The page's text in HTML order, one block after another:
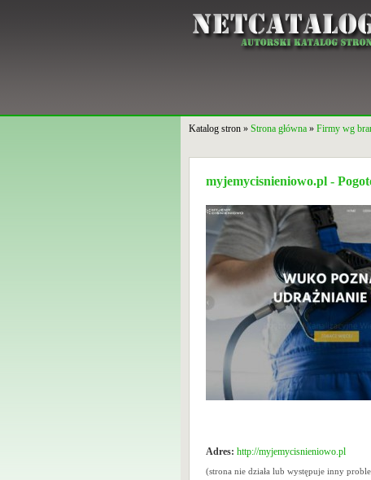
Katalog stron » Strona główna » Firmy wg
myjemycisnieniowo.pl -
Adres: http://myjemycisnieniowo.pl
(strona nie działa lub występuje inny